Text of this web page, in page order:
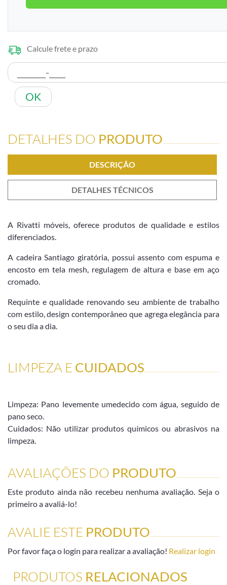
Calcule frete e prazo
OK
DETALHES DO PRODUTO
DESCRIÇÃO
DETALHES TÉCNICOS
A Rivatti móveis, oferece produtos de qualidade e estilos
diferenciados.
A cadeira Santiago giratória, possui assento com espuma e
encosto em tela mesh, regulagem de altura e base em aço
cromado.
Requinte e qualidade renovando seu ambiente de trabalho
com estilo, design contemporâneo que agrega elegância para
o seu dia a dia.
LIMPEZA E CUIDADOS
Limpeza: Pano levemente umedecido com água, seguido de
pano seco.
Cuidados: Não utilizar produtos químicos ou abrasivos na
limpeza.
AVALIAÇÕES DO PRODUTO
Este produto ainda não recebeu nenhuma avaliação. Seja o
primeiro a avaliá-lo!
AVALIE ESTE PRODUTO
Por favor faça o login para realizar a avaliação! Realizar login
PRODUTOS RELACIONADOS